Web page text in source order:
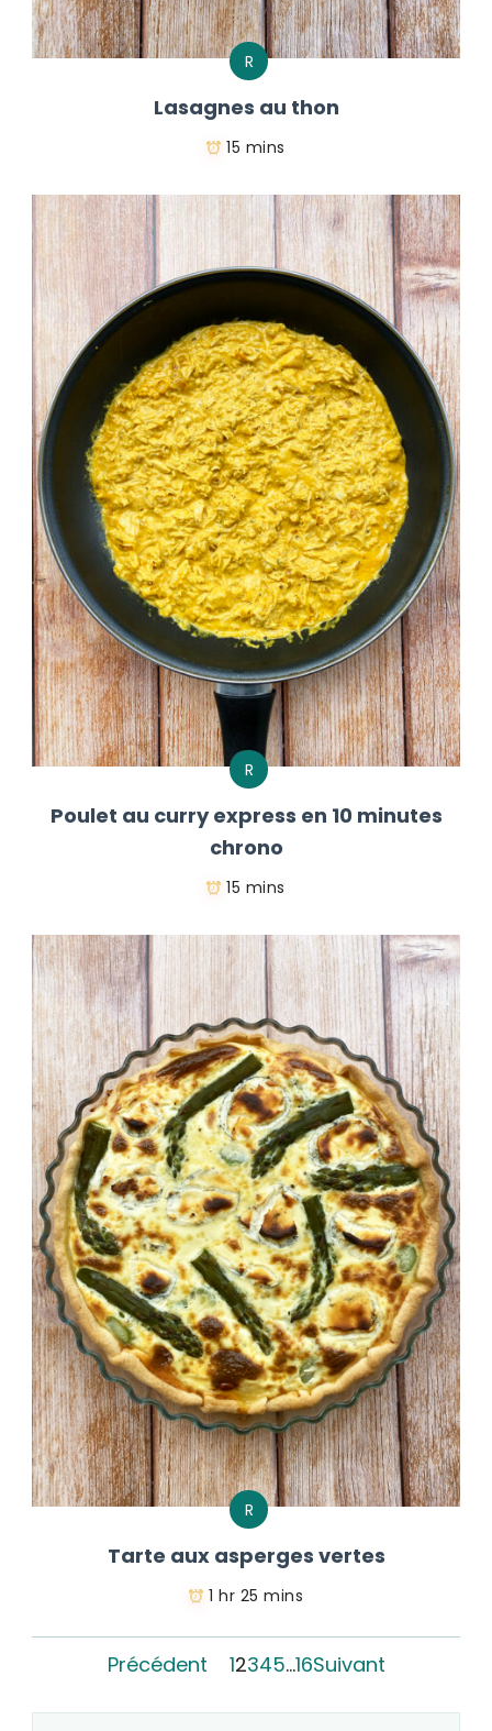
R
Lasagnes au thon
15 mins
R
Poulet au curry express en 10 minutes
chrono
15 mins
R
Tarte aux asperges vertes
1 hr 25 mins
Précédent 12345…16Suivant